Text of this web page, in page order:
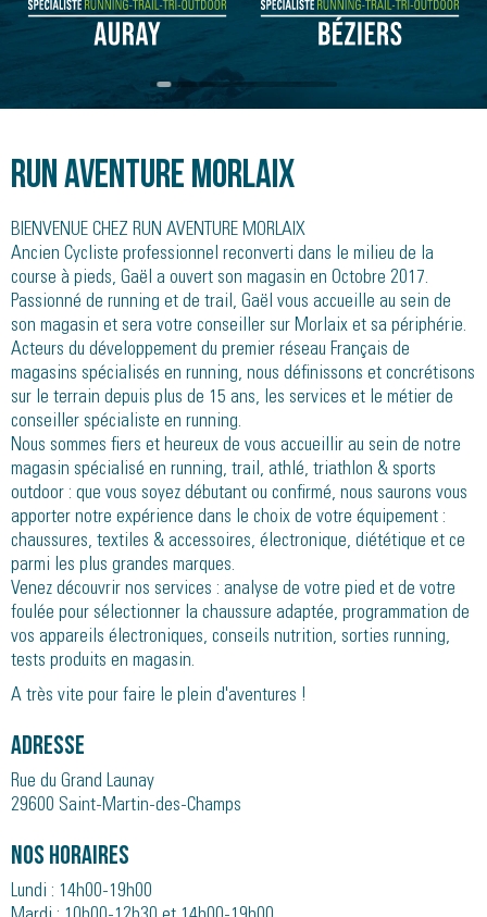
Run Aventure Morlaix
BIENVENUE CHEZ RUN AVENTURE MORLAIX
Ancien Cycliste professionnel reconverti dans le milieu de la
course à pieds, Gaël a ouvert son magasin en Octobre 2017.
Passionné de running et de trail, Gaël vous accueille au sein de
son magasin et sera votre conseiller sur Morlaix et sa périphérie.
Acteurs du développement du premier réseau Français de
magasins spécialisés en running, nous définissons et concrétisons
sur le terrain depuis plus de 15 ans, les services et le métier de
conseiller spécialiste en running.
Nous sommes fiers et heureux de vous accueillir au sein de notre
magasin spécialisé en running, trail, athlé, triathlon & sports
outdoor : que vous soyez débutant ou confirmé, nous saurons vous
apporter notre expérience dans le choix de votre équipement :
chaussures, textiles & accessoires, électronique, diététique et ce
parmi les plus grandes marques.
Venez découvrir nos services : analyse de votre pied et de votre
foulée pour sélectionner la chaussure adaptée, programmation de
vos appareils électroniques, conseils nutrition, sorties running,
tests produits en magasin.
A très vite pour faire le plein d'aventures !
Adresse
Rue du Grand Launay
29600 Saint-Martin-des-Champs
Nos horaires
Lundi : 14h00-19h00